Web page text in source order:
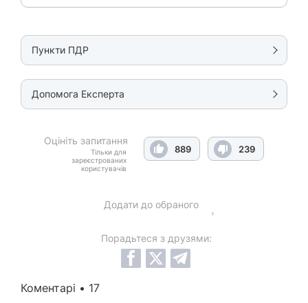
Пункти ПДР
Допомога Експерта
Оцініть запитання
Тільки для
зареєстрованих
користувачів
889 239
Додати до обраного
Порадьтеся з друзями:
Коментарі • 17